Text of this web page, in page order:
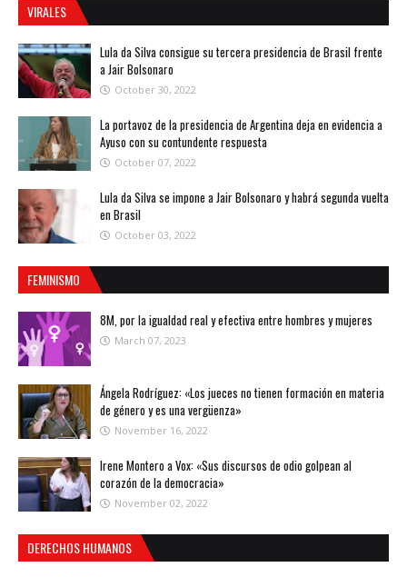
VIRALES
Lula da Silva consigue su tercera presidencia de Brasil frente
a Jair Bolsonaro
October 30, 2022
La portavoz de la presidencia de Argentina deja en evidencia a
Ayuso con su contundente respuesta
October 07, 2022
Lula da Silva se impone a Jair Bolsonaro y habrá segunda vuelta
en Brasil
October 03, 2022
FEMINISMO
8M, por la igualdad real y efectiva entre hombres y mujeres
March 07, 2023
Ángela Rodríguez: «Los jueces no tienen formación en materia
de género y es una vergüenza»
November 16, 2022
Irene Montero a Vox: «Sus discursos de odio golpean al
corazón de la democracia»
November 02, 2022
DERECHOS HUMANOS